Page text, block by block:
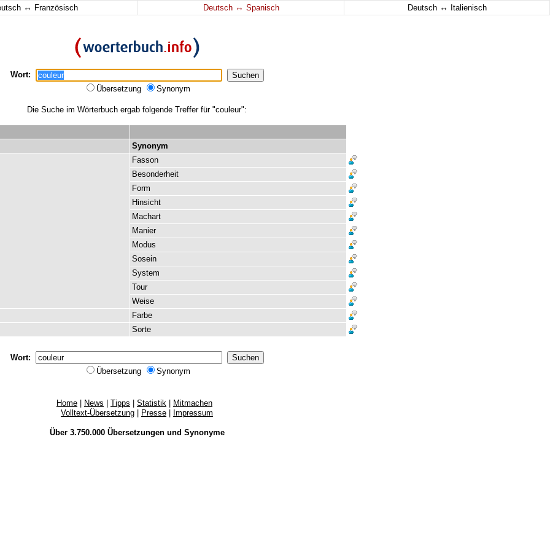
↔ Französisch Deutsch ↔ Spanisch Deutsch ↔ Italienisch
Wort:
Übersetzung
Synonym
Die Suche im Wörterbuch ergab folgende Treffer für "couleur":
Synonym
Fasson
Besonderheit
Form
Hinsicht
Machart
Manier
Modus
Sosein
System
Tour
Weise
Farbe
Sorte
Wort:
Übersetzung
Synonym
Home News Tipps Statistik
Mitmachen
Volltext-Übersetzung
Presse Impressum
Über 3.750.000 Übersetzungenund Synonyme